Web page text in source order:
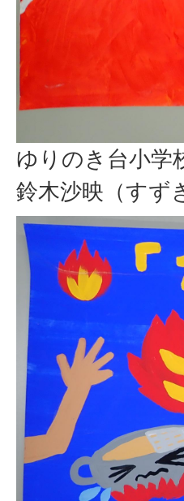
ゆりのき台小学
鈴木沙映（すず